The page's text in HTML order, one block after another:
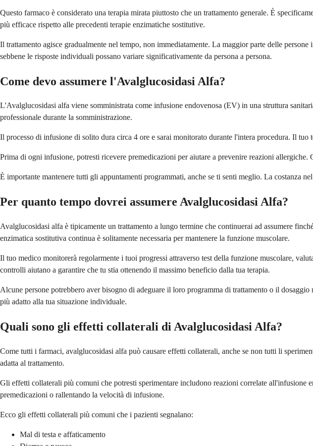
Questo farmaco è considerato una terapia mirata piuttosto che un trattamento generale. È
più efficace rispetto alle precedenti terapie enzimatiche sostitutive.
Il trattamento agisce gradualmente nel tempo, non immediatamente. La maggior parte delle
sebbene le risposte individuali possano variare significativamente da persona a persona.
Come devo assumere l'Avalglucosidasi Alfa?
L'Avalglucosidasi alfa viene somministrata come infusione endovenosa (EV) in una struttura
professionale durante la somministrazione.
Il processo di infusione di solito dura circa 4 ore e sarai monitorato durante l'intera procedura. Il
Prima di ogni infusione, potresti ricevere premedicazioni per aiutare a prevenire reazioni
È importante mantenere tutti gli appuntamenti programmati, anche se ti senti meglio. La costanza
Per quanto tempo dovrei assumere Avalglucosidasi Alfa?
Avalglucosidasi alfa è tipicamente un trattamento a lungo termine che continuerai ad assumere
enzimatica sostitutiva continua è solitamente necessaria per mantenere la funzione muscolare.
Il tuo medico monitorerà regolarmente i tuoi progressi attraverso test della funzione muscolare,
controlli aiutano a garantire che tu stia ottenendo il massimo beneficio dalla tua terapia.
Alcune persone potrebbero aver bisogno di adeguare il loro programma di trattamento o il
più adatto alla tua situazione individuale.
Quali sono gli effetti collaterali di Avalglucosidasi Alfa?
Come tutti i farmaci, avalglucosidasi alfa può causare effetti collaterali, anche se non tutti li
adatta al trattamento.
Gli effetti collaterali più comuni che potresti sperimentare includono reazioni correlate all'infusione
premedicazioni o rallentando la velocità di infusione.
Ecco gli effetti collaterali più comuni che i pazienti segnalano:
Mal di testa e affaticamento